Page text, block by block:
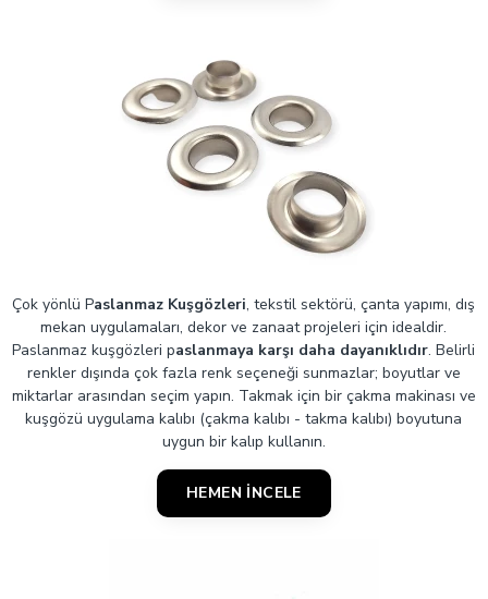
Çok yönlü Paslanmaz Kuşgözleri, tekstil sektörü, çanta yapımı, dış
mekan uygulamaları, dekor ve zanaat projeleri için idealdir.
Paslanmaz kuşgözleri paslanmaya karşı daha dayanıklıdır. Belirli
renkler dışında çok fazla renk seçeneği sunmazlar; boyutlar ve
miktarlar arasından seçim yapın. Takmak için bir çakma makinası ve
kuşgözü uygulama kalıbı (çakma kalıbı - takma kalıbı) boyutuna
uygun bir kalıp kullanın.
HEMEN İNCELE